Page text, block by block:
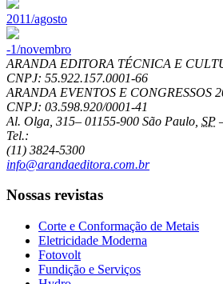
2011/agosto
-1/novembro
ARANDA EDITORA TÉCNICA E
CNPJ: 55.922.157.0001-66
ARANDA EVENTOS E CONGRESSOS
CNPJ: 03.598.920/0001-41
Al. Olga, 315– 01155-900 São Paulo SP
Tel.:
(11) 3824-5300
info@arandaeditora.com.br
Nossas revistas
Corte e Conformação de Metais
Eletricidade Moderna
Fotovolt
Fundição e Serviços